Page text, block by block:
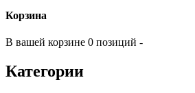
Корзина
В вашей корзине 0 позиций -
Категории